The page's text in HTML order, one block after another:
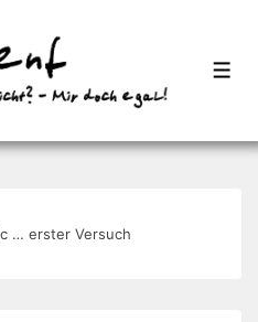
… erster Versuch